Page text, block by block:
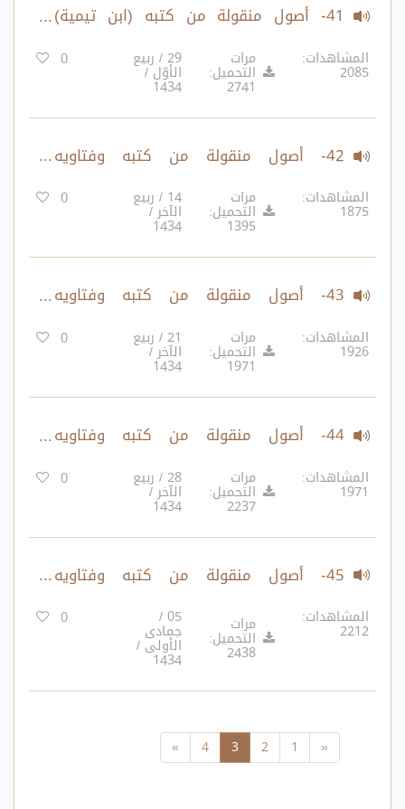
41- أصول منقولة من كتبه (ابن تيمية)
وفتاويه المتفرقة ومطاوي كتبه شيئا
فشيئا. القواعد 598-616
المشاهدات:
2085
مرات
التحميل:
2741
29 / ربيع
الأوّل /
1434
0
42- أصول منقولة من كتبه وفتاويه
المتفرقة ومطاوي كتبه شيئا فشيئا.
القواعد 617-632
المشاهدات:
1875
مرات
التحميل:
1395
14 / ربيع
الآخر /
1434
0
43- أصول منقولة من كتبه وفتاويه
المتفرقة ومطاوي كتبه شيئا فشيئا.
القواعد 633-646
المشاهدات:
1926
مرات
التحميل:
1971
21 / ربيع
الآخر /
1434
0
44- أصول منقولة من كتبه وفتاويه
المتفرقة ومطاوي كتبه شيئا فشيئا.
القواعد 647-662
المشاهدات:
1971
مرات
التحميل:
2237
28 / ربيع
الآخر /
1434
0
45- أصول منقولة من كتبه وفتاويه
المتفرقة ومطاوي كتبه شيئا فشيئا.
القواعد 663-676
المشاهدات:
2212 مرات
التحميل:
2438
05 /
جمادى
الأولى /
1434
0
«
1
2
3
4
»